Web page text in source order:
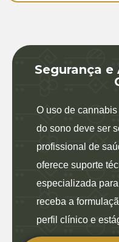
Segurança
O uso de
do sono deve ser
profissional de
oferece suporte
especializada
receba a
perfil clínico e